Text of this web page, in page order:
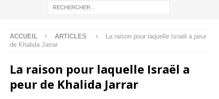
ACCUEIL ARTICLES
La raison pour laquelle Israël a peur
de Khalida Jarrar
La raison pour laquelle Israël a
peur de Khalida Jarrar